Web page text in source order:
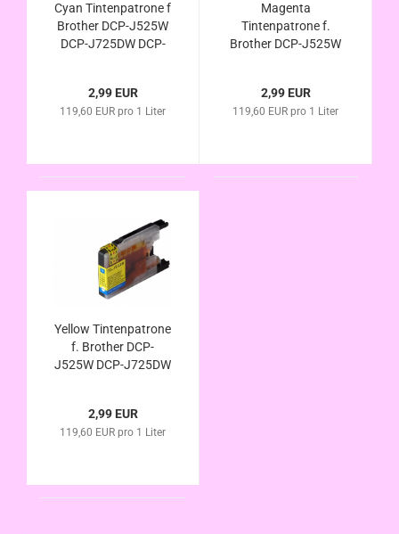
Cyan Tintenpatrone f
Brother DCP-J525W
DCP-J725DW DCP-
J625DW MFC-
J6510DW MFC-
J825DW Kompatibel
2,99 EUR
119,60 EUR pro 1 Liter
Magenta
Tintenpatrone f.
Brother DCP-J525W
MFC-J5910DW MFC-
J625DW MFC-
6910DW MFC-
2,99 EUR
119,60 EUR pro 1 Liter
Yellow Tintenpatrone
f. Brother DCP-
J525W DCP-J725DW
J5910DW MFC-
J625DW MFC-
6910DW MFC-
2,99 EUR
119,60 EUR pro 1 Liter